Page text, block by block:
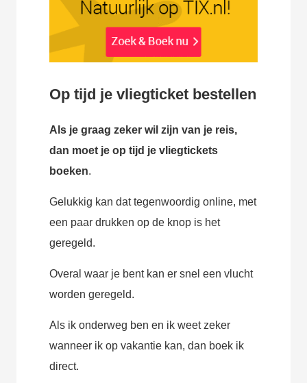
Op tijd je vliegticket bestellen
Als je graag zeker wil zijn van je reis,
dan moet je op tijd je vliegtickets
boeken.
Gelukkig kan dat tegenwoordig online, met
een paar drukken op de knop is het
geregeld.
Overal waar je bent kan er snel een vlucht
worden geregeld.
Als ik onderweg ben en ik weet zeker
wanneer ik op vakantie kan, dan boek ik
direct.